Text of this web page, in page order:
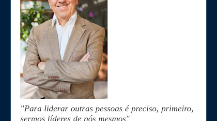
"Para liderar outras pessoas é preciso, primeiro,
sermos líderes de nós mesmos"